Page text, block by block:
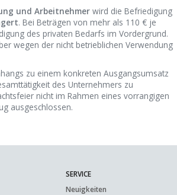
und Arbeitnehmer wird die Befriedigung
. Bei Beträgen von mehr als 110 € je
des privaten Bedarfs im Vordergrund.
wegen der nicht betrieblichen Verwendung
zu einem konkreten Ausgangsumsatz
des Unternehmers zu
nicht im Rahmen eines vorrangigen
ausgeschlossen.
SERVICE
Neuigkeiten